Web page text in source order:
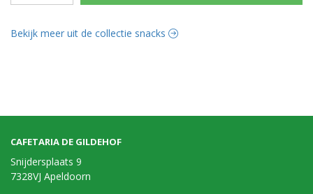
Bekijk meer uit de collectie snacks
CAFETARIA DE GILDEHOF
Snijdersplaats 9
7328VJ Apeldoorn